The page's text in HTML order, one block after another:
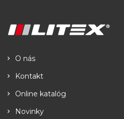
O nás
Kontakt
Online katalóg
Novinky